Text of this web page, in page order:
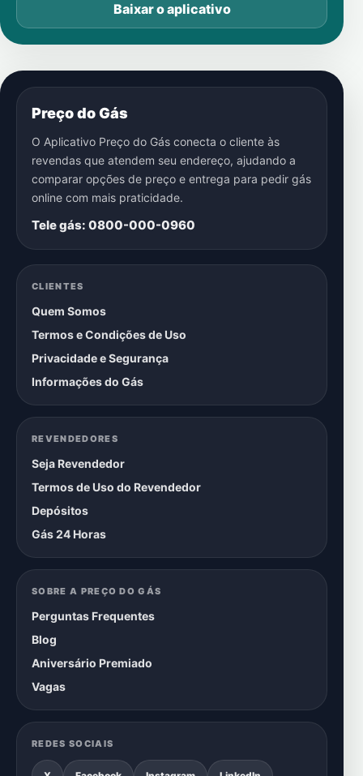
Baixar o aplicativo
Preço do Gás
O Aplicativo Preço do Gás conecta o cliente às
revendas que atendem seu endereço, ajudando a
comparar opções de preço e entrega para pedir gás
online com mais praticidade.
Tele gás: 0800-000-0960
CLIENTES
Quem Somos
Termos e Condições de Uso
Privacidade e Segurança
Informações do Gás
REVENDEDORES
Seja Revendedor
Termos de Uso do Revendedor
Depósitos
Gás 24 Horas
SOBRE A PREÇO DO GÁS
Perguntas Frequentes
Blog
Aniversário Premiado
Vagas
REDES SOCIAIS